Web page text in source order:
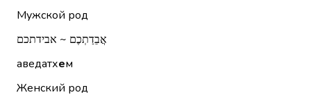
Мужской род
אֲבֵדַתְכֶם ~ אבידתכם
аведатхем
Женский род